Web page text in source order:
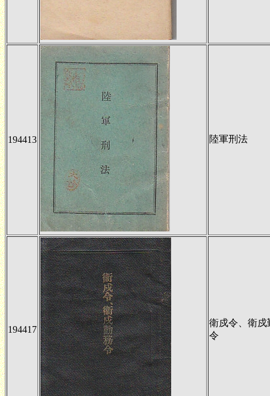
194413 陸軍刑法
194417
衛戍令、衛戍
令